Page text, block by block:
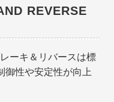
REVERSE
ーキ＆リバースは標
御性や安定性が向上